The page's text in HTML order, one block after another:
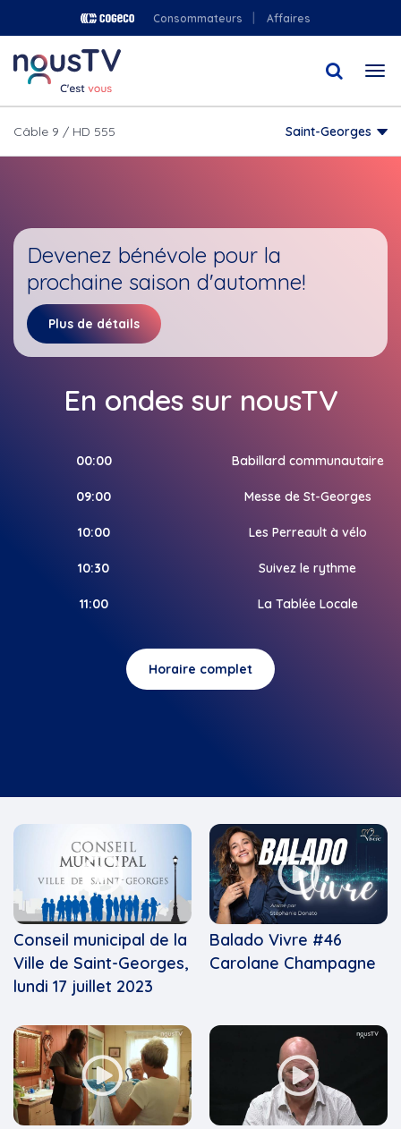
au
contenu
principal
Consommateurs Affaires
Câble 9 / HD 555 Saint-Georges
Devenez bénévole pour la
prochaine saison d'automne!
Plus de détails
En ondes sur nousTV
00:00 Babillard communautaire
09:00 Messe de St-Georges
10:00 Les Perreault à vélo
10:30 Suivez le rythme
11:00 La Tablée Locale
Horaire complet
Conseil municipal de la
Ville de Saint-Georges,
lundi 17 juillet 2023
Balado Vivre #46
Carolane Champagne